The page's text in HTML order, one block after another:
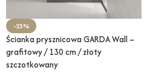
-23%
Ścianka prysznicowa GARDA Wall –
grafitowy / 130 cm / złoty
szczotkowany